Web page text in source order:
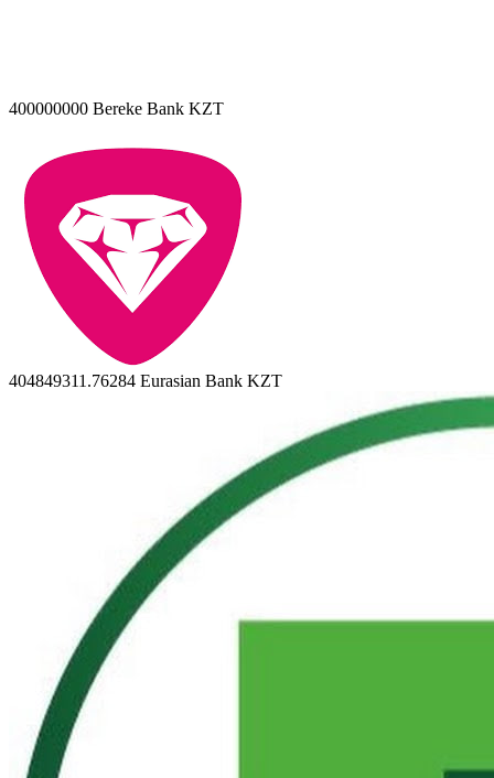
400000000 Bereke Bank KZT
404849311.76284 Eurasian Bank KZT